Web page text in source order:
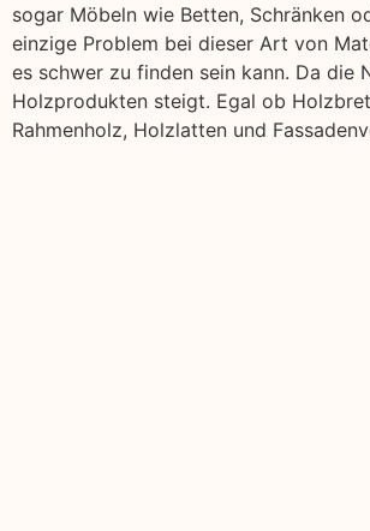
sogar Möbeln wie Betten, Schränken
einzige Problem bei dieser Art von
es schwer zu finden sein kann. Da die
Holzprodukten steigt. Egal ob
Rahmenholz, Holzlatten und